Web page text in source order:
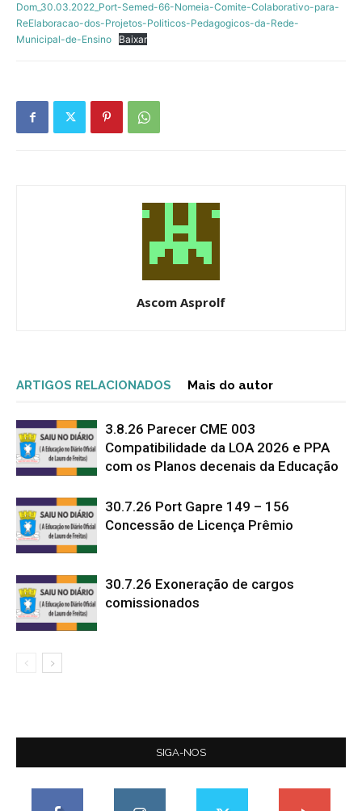
Dom_30.03.2022_Port-Semed-66-Nomeia-Comite-Colaborativo-para-
ReElaboracao-dos-Projetos-Politicos-Pedagogicos-da-Rede-
Municipal-de-Ensino
Baixar
Ascom Asprolf
ARTIGOS RELACIONADOS Mais do autor
3.8.26 Parecer CME 003
Compatibilidade da LOA 2026 e PPA
com os Planos decenais da Educação
30.7.26 Port Gapre 149 – 156
Concessão de Licença Prêmio
30.7.26 Exoneração de cargos
comissionados
SIGA-NOS